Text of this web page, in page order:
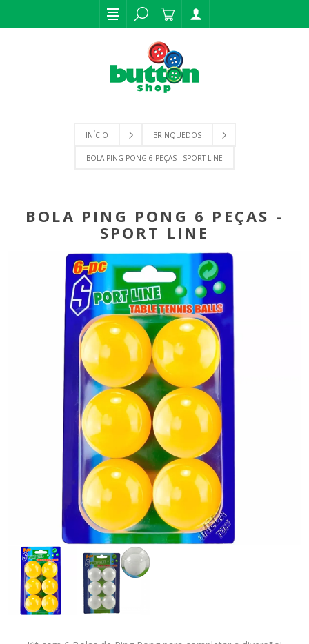
INÍCIO BRINQUEDOS
BOLA PING PONG 6 PEÇAS - SPORT LINE
BOLA PING PONG 6 PEÇAS -
SPORT LINE